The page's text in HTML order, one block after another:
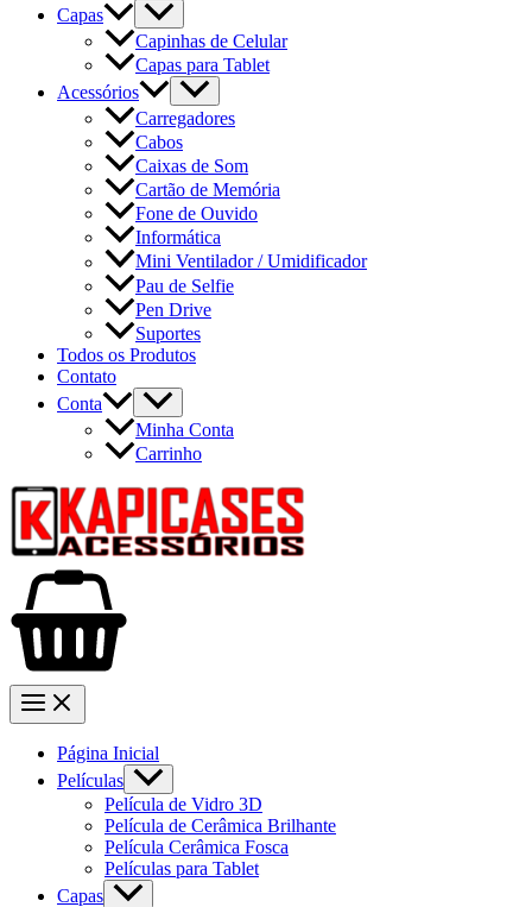
Capas
Capinhas de Celular
Capas para Tablet
Acessórios
Carregadores
Cabos
Caixas de Som
Cartão de Memória
Fone de Ouvido
Informática
Mini Ventilador / Umidificador
Pau de Selfie
Pen Drive
Suportes
Todos os Produtos
Contato
Conta
Minha Conta
Carrinho
Página Inicial
Películas
Película de Vidro 3D
Película de Cerâmica Brilhante
Película Cerâmica Fosca
Películas para Tablet
Capas